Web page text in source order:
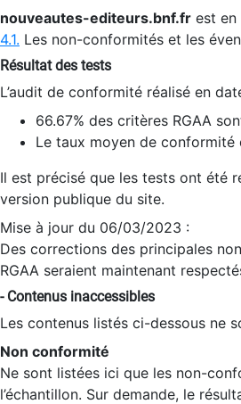
nouveautes-editeurs.bnf.fr est en
4.1. Les non-conformités et les
Résultat des tests
L’audit de conformité réalisé en
66.67% des critères RGAA
Le taux moyen de conformité
Il est précisé que les tests ont été
version publique du site.
Mise à jour du 06/03/2023 :
Des corrections des principales
RGAA seraient maintenant
- Contenus inaccessibles
Les contenus listés ci-dessous ne
Non conformité
Ne sont listées ici que les non-
l’échantillon. Sur demande, le